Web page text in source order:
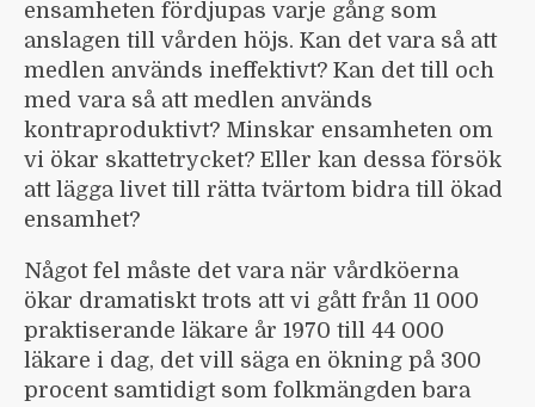
ensamheten fördjupas varje gång som
anslagen till vården höjs. Kan det vara så att
medlen används ineffektivt? Kan det till och
med vara så att medlen används
kontraproduktivt? Minskar ensamheten om
vi ökar skattetrycket? Eller kan dessa försök
att lägga livet till rätta tvärtom bidra till ökad
ensamhet?
Något fel måste det vara när vårdköerna
ökar dramatiskt trots att vi gått från 11 000
praktiserande läkare år 1970 till 44 000
läkare i dag, det vill säga en ökning på 300
procent samtidigt som folkmängden bara